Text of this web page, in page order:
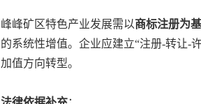
峰峰矿区特色产业发展需以商标注册为
的系统性增值。企业应建立“注册-转让-
加值方向转型。